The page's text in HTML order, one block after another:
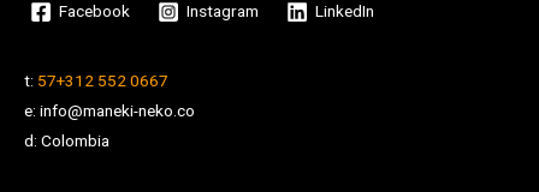
Facebook Instagram LinkedIn
t: 57+312 552 0667
e: info@maneki-neko.co
d: Colombia